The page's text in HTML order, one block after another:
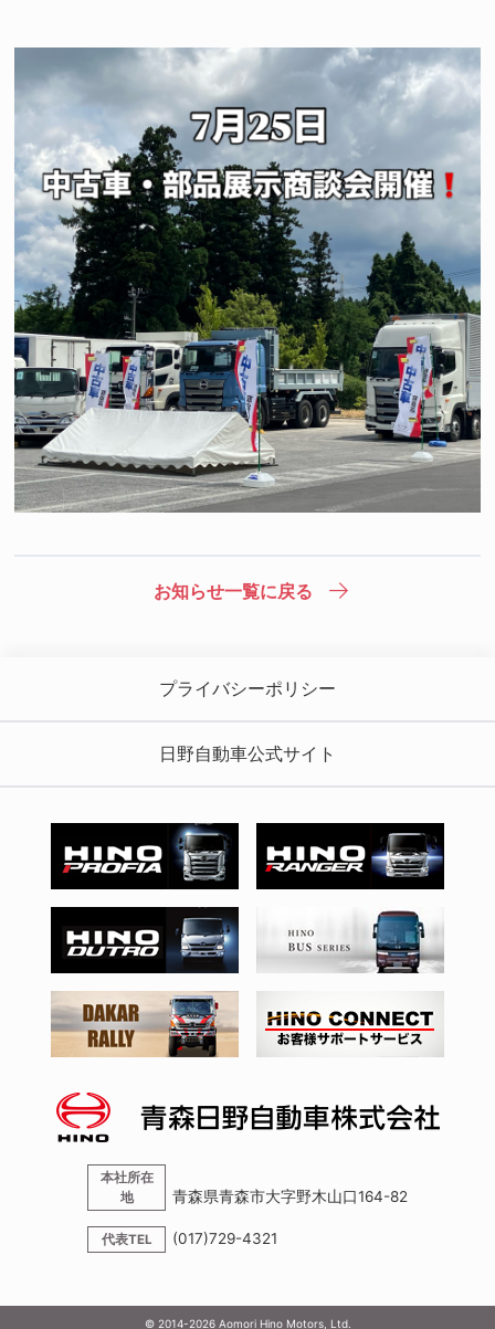
お知らせ一覧に戻る
プライバシーポリシー
日野自動車公式サイト
本社所在
地
青森県青森市大字野木山口164-82
代表TEL (017)729-4321
© 2014-2026Aomori Hino Motors, Ltd.